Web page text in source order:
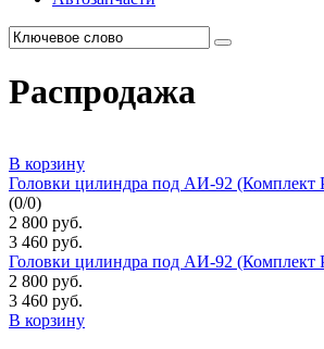
Распродажа
В корзину
Головки цилиндра под АИ-92 (Комплект
(0/0)
2 800 руб.
3 460 руб.
Головки цилиндра под АИ-92 (Комплект
2 800 руб.
3 460 руб.
В корзину